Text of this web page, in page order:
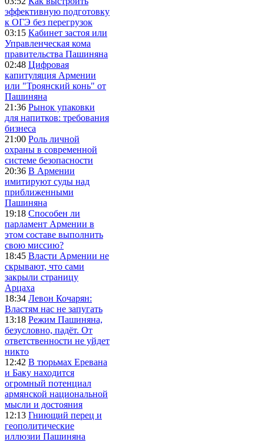
эффективную подготовку
к ОГЭ без перегрузок
03:15 Кабинет застоя или
Управленческая кома
правительства Пашиняна
02:48 Цифровая
капитуляция Армении
или "Троянский конь" от
Пашиняна
21:36 Рынок упаковки
для напитков: требования
бизнеса
21:00 Роль личной
охраны в современной
системе безопасности
20:36 В Армении
имитируют суды над
приближенными
Пашиняна
19:18 Способен ли
парламент Армении в
этом составе выполнить
свою миссию?
18:45 Власти Армении не
скрывают, что сами
закрыли страницу
Арцаха
18:34 Левон Кочарян:
Властям нас не запугать
13:18 Режим Пашиняна,
безусловно, падёт. От
ответственности не уйдет
никто
12:42 В тюрьмах Еревана
и Баку находится
огромный потенциал
армянской национальной
мысли и достояния
12:13 Гниющий перец и
геополитические
иллюзии Пашиняна